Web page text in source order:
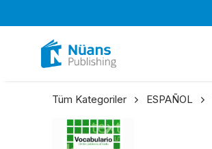
Tüm Kategoriler ESPAÑOL